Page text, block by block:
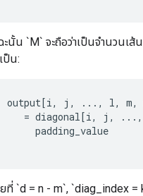
ะนั้น `M` จะถือว่าเป็นจำนวนเ
ป็น:
output[i, j , ..., l, m,
= diagonal[i, j , ...,
padding_value
ที่ `d = n - m`, `diag_index